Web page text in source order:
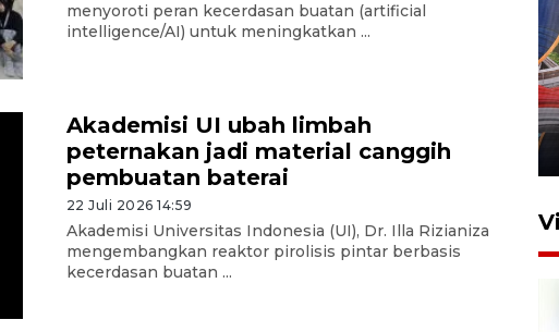
menyoroti peran kecerdasan buatan (artificial
intelligence/AI) untuk meningkatkan ...
Akademisi UI ubah limbah
peternakan jadi material canggih
pembuatan baterai
22 Juli 2026 14:59
Akademisi Universitas Indonesia (UI), Dr. Illa Rizianiza
mengembangkan reaktor pirolisis pintar berbasis
kecerdasan buatan ...
Stasiun Bogor
12 Juni 2026 18:49